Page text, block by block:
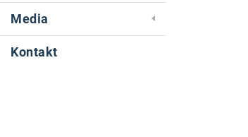
Media
Kontakt